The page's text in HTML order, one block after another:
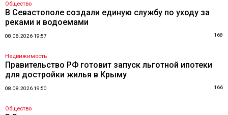
Общество
В Севастополе создали единую службу по уходу за
реками и водоемами
08.08.2026 19:57 168
Недвижимость
Правительство РФ готовит запуск льготной ипотеки
для достройки жилья в Крыму
08.08.2026 19:50 166
Общество